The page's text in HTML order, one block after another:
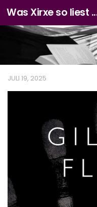
Zum Inhalt
Was Xirxe so liest
JULI 19, 2025